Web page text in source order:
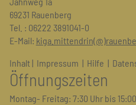
69231 Rauenberg
Tel. : 06222 3891041-0
E-Mail:
Inhalt| Impressum | Hilfe |
Öffnungszeiten
Montag- Freitag: 7:30 Uhr bis